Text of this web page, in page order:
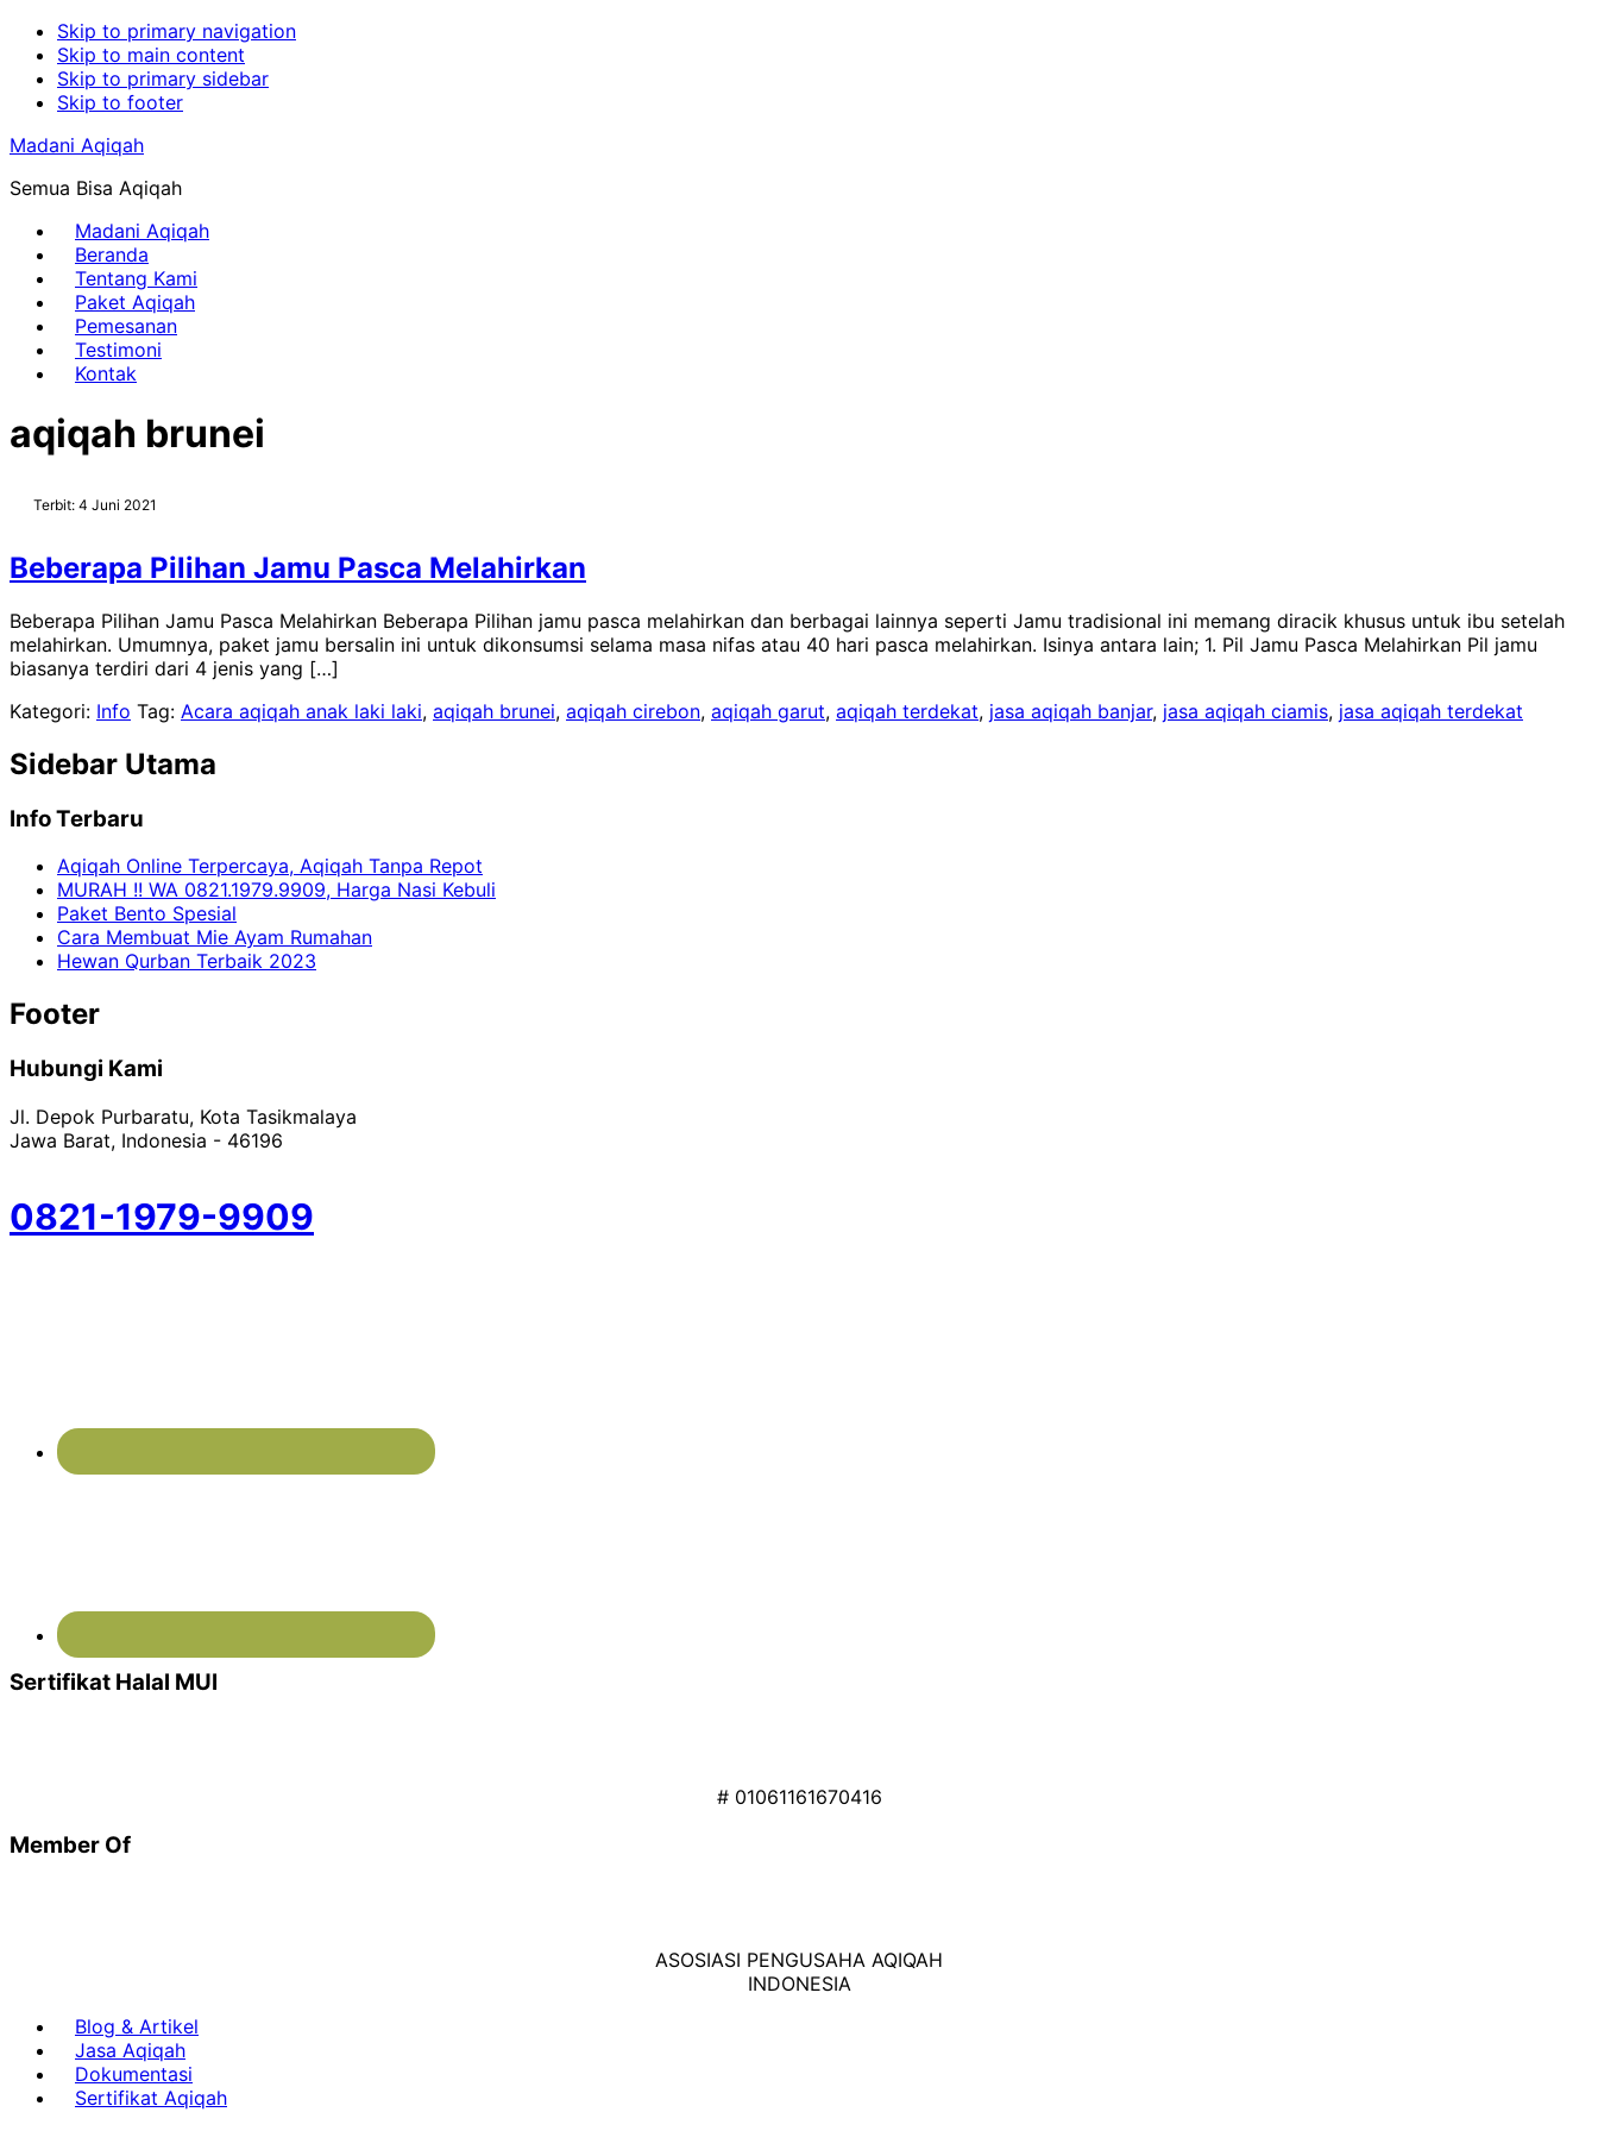
Skip to primary navigation
Skip to main content
Skip to primary sidebar
Skip to footer
Madani Aqiqah
Semua Bisa Aqiqah
Madani Aqiqah
Beranda
Tentang Kami
Paket Aqiqah
Pemesanan
Testimoni
Kontak
aqiqah brunei
Terbit: 4 Juni 2021
Beberapa Pilihan Jamu Pasca Melahirkan
Beberapa Pilihan Jamu Pasca Melahirkan Beberapa Pilihan jamu pasca melahirkan dan berbagai lainnya seperti Jamu tradisional ini memang diracik khusus untuk ibu setelah
melahirkan. Umumnya, paket jamu bersalin ini untuk dikonsumsi selama masa nifas atau 40 hari pasca melahirkan. Isinya antara lain; 1. Pil Jamu Pasca Melahirkan Pil jamu
biasanya terdiri dari 4 jenis yang […]
Kategori: Info Tag: Acara aqiqah anak laki laki, aqiqah brunei, aqiqah cirebon, aqiqah garut, aqiqah terdekat, jasa aqiqah banjar, jasa aqiqah ciamis, jasa aqiqah terdekat
Sidebar Utama
Info Terbaru
Aqiqah Online Terpercaya, Aqiqah Tanpa Repot
MURAH !! WA 0821.1979.9909, Harga Nasi Kebuli
Paket Bento Spesial
Cara Membuat Mie Ayam Rumahan
Hewan Qurban Terbaik 2023
Footer
Hubungi Kami
Jl. Depok Purbaratu, Kota Tasikmalaya
Jawa Barat, Indonesia - 46196
0821-1979-9909
Sertifikat Halal MUI
# 01061161670416
Member Of
ASOSIASI PENGUSAHA AQIQAH
INDONESIA
Blog & Artikel
Jasa Aqiqah
Dokumentasi
Sertifikat Aqiqah